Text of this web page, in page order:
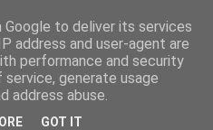
to deliver its services
address and user-agent are
performance and security
generate usage
address abuse.
GOT IT